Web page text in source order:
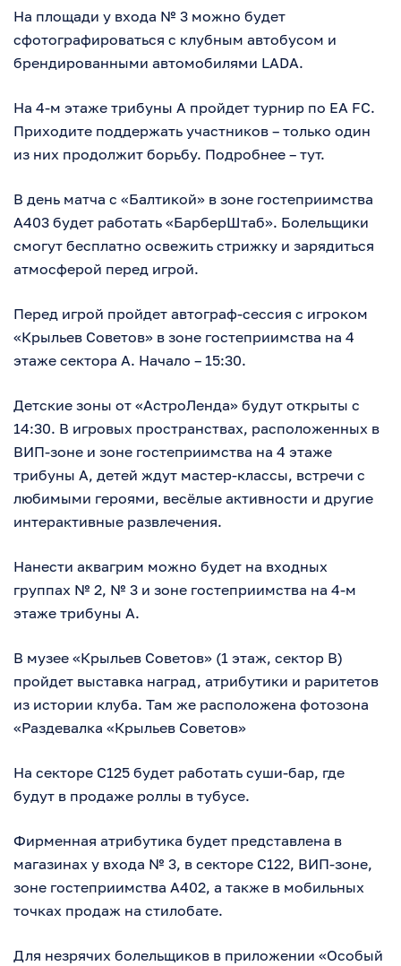
На площади у входа № 3 можно будет
сфотографироваться с клубным автобусом и
брендированными автомобилями LADA.
На 4-м этаже трибуны А пройдет турнир по EA FC.
Приходите поддержать участников – только один
из них продолжит борьбу. Подробнее – тут.
В день матча с «Балтикой» в зоне гостеприимства
А403 будет работать «БарберШтаб». Болельщики
смогут бесплатно освежить стрижку и зарядиться
атмосферой перед игрой.
Перед игрой пройдет автограф-сессия с игроком
«Крыльев Советов» в зоне гостеприимства на 4
этаже сектора А. Начало – 15:30.
Детские зоны от «АстроЛенда» будут открыты с
14:30. В игровых пространствах, расположенных в
ВИП-зоне и зоне гостеприимства на 4 этаже
трибуны А, детей ждут мастер-классы, встречи с
любимыми героями, весёлые активности и другие
интерактивные развлечения.
Нанести аквагрим можно будет на входных
группах № 2, № 3 и зоне гостеприимства на 4-м
этаже трибуны А.
В музее «Крыльев Советов» (1 этаж, сектор В)
пройдет выставка наград, атрибутики и раритетов
из истории клуба. Там же расположена фотозона
«Раздевалка «Крыльев Советов»
На секторе С125 будет работать суши-бар, где
будут в продаже роллы в тубусе.
Фирменная атрибутика будет представлена в
магазинах у входа № 3, в секторе С122, ВИП-зоне,
зоне гостеприимства А402, а также в мобильных
точках продаж на стилобате.
Для незрячих болельщиков в приложении «Особый